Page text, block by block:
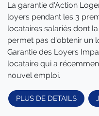
La garantie d'Action
loyers pendant les 3
locataires salariés dont
permet pas d'obtenir un
Garantie des Loyers
locataire qui a
nouvel emploi.
PLUS DE DETAILS